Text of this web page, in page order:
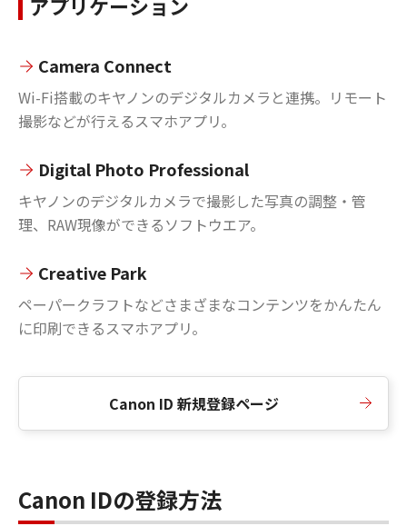
Camera Connect
Wi-Fi搭載のキヤノンのデジタルカメラと連携。リモート
撮影などが行えるスマホアプリ。
Digital Photo Professional
キヤノンのデジタルカメラで撮影した写真の調整・管
理、RAW現像ができるソフトウエア。
Creative Park
ペーパークラフトなどさまざまなコンテンツをかんたん
に印刷できるスマホアプリ。
Canon ID 新規登録ページ
Canon IDの登録方法